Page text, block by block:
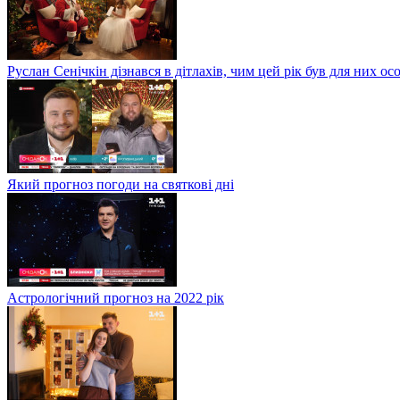
Руслан Сенічкін дізнався в дітлахів, чим цей рік був для них
Який прогноз погоди на святкові дні
Астрологічний прогноз на 2022 рік